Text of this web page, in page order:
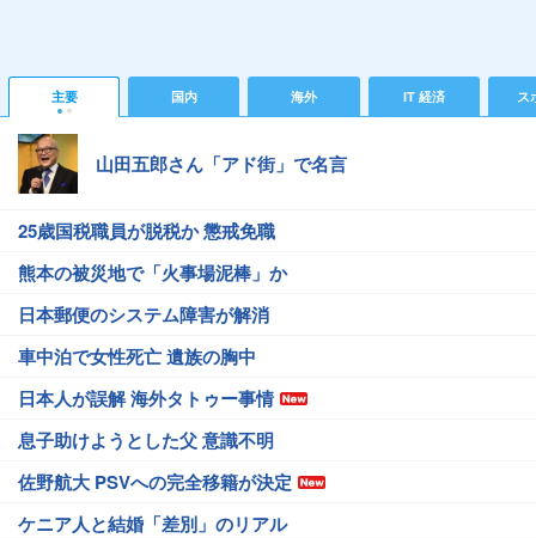
主要 国内 海外 IT 経済 ス
山田五郎さん「アド街」で名言
25歳国税職員が脱税か 懲戒免職
熊本の被災地で「火事場泥棒」か
日本郵便のシステム障害が解消
車中泊で女性死亡 遺族の胸中
日本人が誤解 海外タトゥー事情
息子助けようとした父 意識不明
佐野航大 PSVへの完全移籍が決定
ケニア人と結婚「差別」のリアル